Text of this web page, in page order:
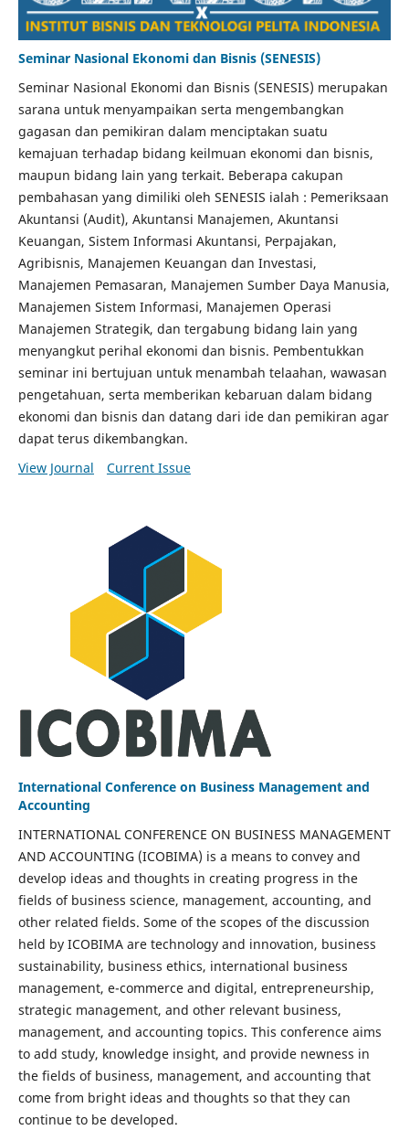
Seminar Nasional Ekonomi dan Bisnis (SENESIS)
Seminar Nasional Ekonomi dan Bisnis (SENESIS) merupakan
sarana untuk menyampaikan serta mengembangkan
gagasan dan pemikiran dalam menciptakan suatu
kemajuan terhadap bidang keilmuan ekonomi dan bisnis,
maupun bidang lain yang terkait. Beberapa cakupan
pembahasan yang dimiliki oleh SENESIS ialah : Pemeriksaan
Akuntansi (Audit), Akuntansi Manajemen, Akuntansi
Keuangan, Sistem Informasi Akuntansi, Perpajakan,
Agribisnis, Manajemen Keuangan dan Investasi,
Manajemen Pemasaran, Manajemen Sumber Daya Manusia,
Manajemen Sistem Informasi, Manajemen Operasi
Manajemen Strategik, dan tergabung bidang lain yang
menyangkut perihal ekonomi dan bisnis. Pembentukkan
seminar ini bertujuan untuk menambah telaahan, wawasan
pengetahuan, serta memberikan kebaruan dalam bidang
ekonomi dan bisnis dan datang dari ide dan pemikiran agar
dapat terus dikembangkan.
View Journal
Current Issue
International Conference on Business Management and
Accounting
INTERNATIONAL CONFERENCE ON BUSINESS MANAGEMENT
AND ACCOUNTING (ICOBIMA) is a means to convey and
develop ideas and thoughts in creating progress in the
fields of business science, management, accounting, and
other related fields. Some of the scopes of the discussion
held by ICOBIMA are technology and innovation, business
sustainability, business ethics, international business
management, e-commerce and digital, entrepreneurship,
strategic management, and other relevant business,
management, and accounting topics. This conference aims
to add study, knowledge insight, and provide newness in
the fields of business, management, and accounting that
come from bright ideas and thoughts so that they can
continue to be developed.